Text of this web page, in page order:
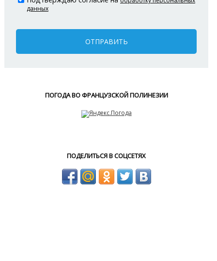
данных
ОТПРАВИТЬ
ПОГОДА ВО ФРАНЦУЗСКОЙ ПОЛИНЕЗИИ
ПОДЕЛИТЬСЯ В СОЦСЕТЯХ